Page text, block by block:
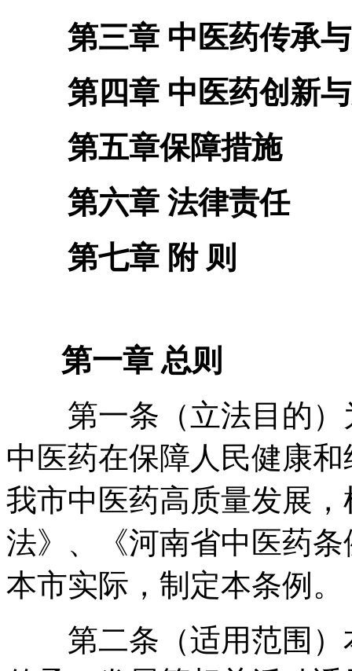
第三章 中医药传承与
第四章 中医药创新与
第五章保障措施
第六章 法律责任
第七章 附 则
第一章 总则
第一条（立法目的）
中医药在保障人民健康
我市中医药高质量发展 ，
法》、《河南省中医药
本市实际 ， 制定本条例 。
第二条（适用范围）